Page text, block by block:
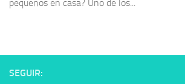
pequeños en casa? Uno de los...
SEGUIR: